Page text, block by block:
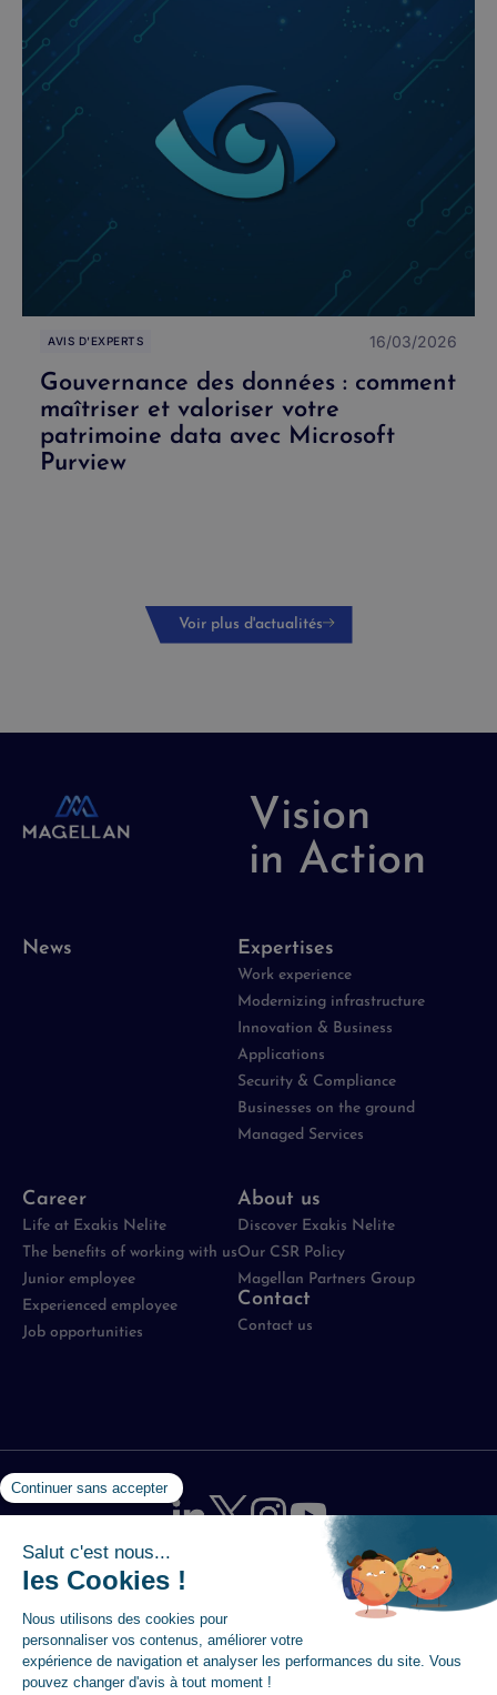
AVIS D'EXPERTS 16/03/2026
Gouvernance des données : comment
maîtriser et valoriser votre
patrimoine data avec Microsoft
Purview
Voir plus d'actualités
Vision
in Action
News Expertises
Work experience
Modernizing infrastructure
Innovation & Business
Applications
Security & Compliance
Businesses on the ground
Managed Services
Career
Life at Exakis Nelite
The benefits of working with us
Junior employee
Experienced employee
Job opportunities
About us
Discover Exakis Nelite
Our CSR Policy
Magellan Partners Group
Contact
Contact us
Mentions légales - Politique de protection des données -
Accessibilité :
partiellement conforme
© 2026 Magellan